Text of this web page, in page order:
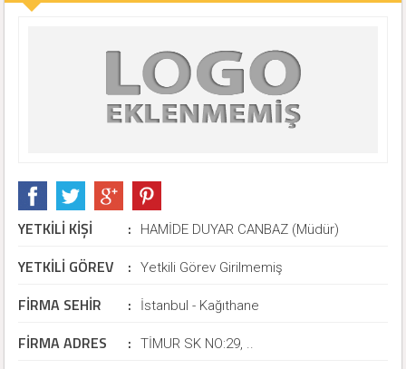
YETKİLİ KİŞİ : HAMİDE DUYAR CANBAZ (Müdür)
YETKİLİ GÖREV : Yetkili Görev Girilmemiş
FİRMA SEHİR : İstanbul - Kağıthane
FİRMA ADRES : TİMUR SK NO:29, ..